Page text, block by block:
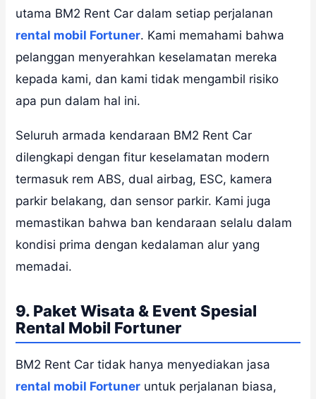
utama BM2 Rent Car dalam setiap perjalanan
rental mobil Fortuner. Kami memahami bahwa
pelanggan menyerahkan keselamatan mereka
kepada kami, dan kami tidak mengambil risiko
apa pun dalam hal ini.
Seluruh armada kendaraan BM2 Rent Car
dilengkapi dengan fitur keselamatan modern
termasuk rem ABS, dual airbag, ESC, kamera
parkir belakang, dan sensor parkir. Kami juga
memastikan bahwa ban kendaraan selalu dalam
kondisi prima dengan kedalaman alur yang
memadai.
9. Paket Wisata & Event Spesial
Rental Mobil Fortuner
BM2 Rent Car tidak hanya menyediakan jasa
rental mobil Fortuner untuk perjalanan biasa,